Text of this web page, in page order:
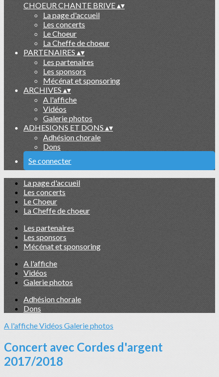
CHOEUR CHANTE BRIVE▴▾
La page d'accueil
Les concerts
Le Choeur
La Cheffe de choeur
PARTENAIRES▴▾
Les partenaires
Les sponsors
Mécénat et sponsoring
ARCHIVES ▴▾
A l'affiche
Vidéos
Galerie photos
ADHESIONS ET DONS ▴▾
Adhésion chorale
Dons
Se connecter
La page d'accueil
Les concerts
Le Choeur
La Cheffe de choeur
Les partenaires
Les sponsors
Mécénat et sponsoring
A l'affiche
Vidéos
Galerie photos
Adhésion chorale
Dons
A l'afficheVidéos Galerie photos
Concert avec Cordes d'argent
2017/2018